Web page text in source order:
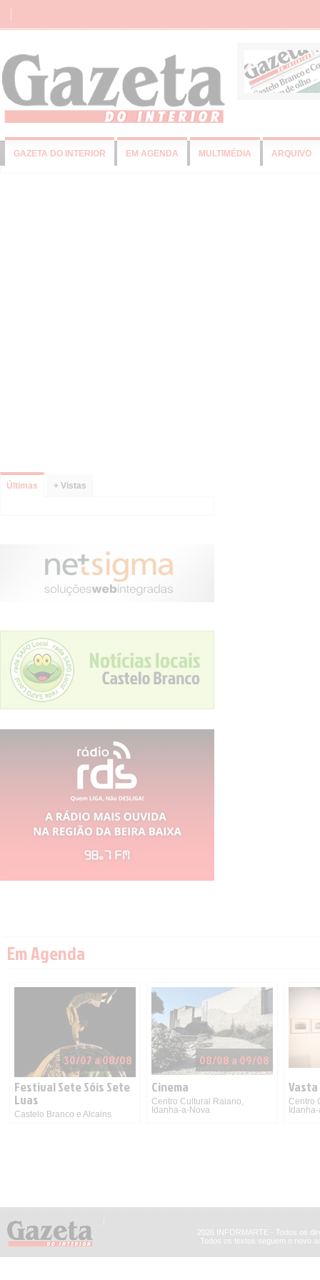
GAZETA DO INTERIOR EM AGENDA MULTIMÉDIA ARQUIVO
Últimas + Vistas
Em Agenda
30/07 a 08/08
Festival Sete Sóis Sete
Luas
Castelo Branco e Alcains
08/08 a 09/08
Cinema
Centro Cultural Raiano,
Idanha-a-Nova
Centro
2026 INFORMARTE - Todos os
Todos os textos seguem o novo